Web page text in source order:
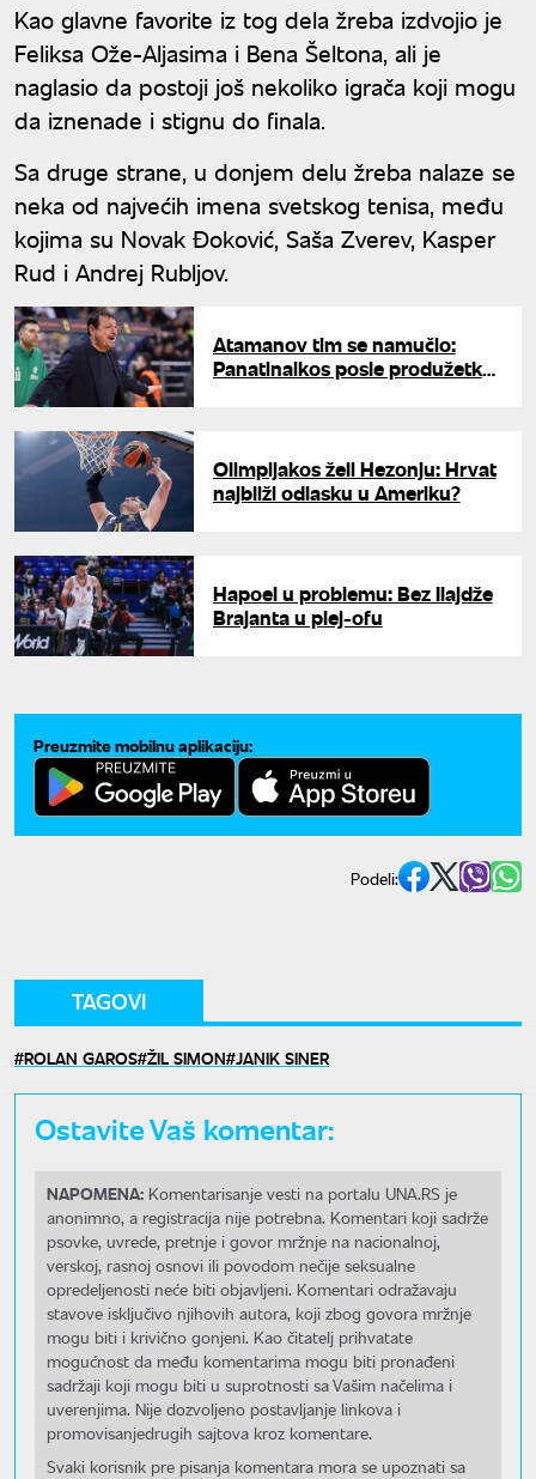
Kao glavne favorite iz tog dela žreba izdvojio je
Feliksa Ože-Aljasima i Bena Šeltona, ali je
naglasio da postoji još nekoliko igrača koji mogu
da iznenade i stignu do finala.
Sa druge strane, u donjem delu žreba nalaze se
neka od najvećih imena svetskog tenisa, među
kojima su Novak Đoković, Saša Zverev, Kasper
Rud i Andrej Rubljov.
Atamanov tim se namučio:
Panatinaikos posle produžetka
Olimpijakos želi Hezonju: Hrvat
najbliži odlasku u Ameriku?
Hapoel u problemu: Bez Ilajdže
Brajanta u plej-ofu
Preuzmite mobilnu aplikaciju:
Podeli:
TAGOVI
ROLAN GAROS ŽIL SIMON JANIK SINER
Ostavite Vaš komentar:
NAPOMENA: Komentarisanje vesti na portalu UNA.RS je
anonimno, a registracija nije potrebna. Komentari koji sadrže
psovke, uvrede, pretnje i govor mržnje na nacionalnoj,
verskoj, rasnoj osnovi ili povodom nečije seksualne
opredeljenosti neće biti objavljeni. Komentari odražavaju
stavove isključivo njihovih autora, koji zbog govora mržnje
mogu biti i krivično gonjeni. Kao čitatelj prihvatate
mogućnost da među komentarima mogu biti pronađeni
sadržaji koji mogu biti u suprotnosti sa Vašim načelima i
uverenjima. Nije dozvoljeno postavljanje linkova i
promovisanjedrugih sajtova kroz komentare.
Svaki korisnik pre pisanja komentara mora se upoznati sa